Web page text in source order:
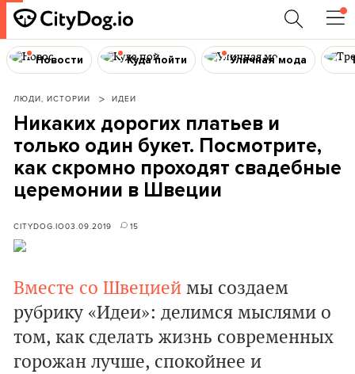
Новости Куда пойти Уличная мода
ЛЮДИ, ИСТОРИИ ИДЕИ
Никаких дорогих платьев и
только один букет. Посмотрите,
как скромно проходят свадебные
церемонии в Швеции
CITYDOG.IO03.09.2019 15
Вместе со Швецией мы создаем
рубрику «Идеи»: делимся мыслями о
том, как сделать жизнь современных
горожан лучше, спокойнее и